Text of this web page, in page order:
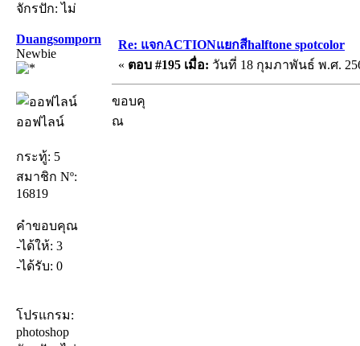
จักรปัก: ไม่
Duangsomporn
Newbie
ออฟไลน์
กระทู้: 5
สมาชิก Nº:
16819
คำขอบคุณ
-ได้ให้: 3
-ได้รับ: 0
โปรแกรม:
photoshop
Re: แจกACTIONแยกสีhalftone spotcolor
« ตอบ #195 เมื่อ: วันที่ 18 กุมภาพันธ์ พ.ศ.
ขอบคุ
ณ